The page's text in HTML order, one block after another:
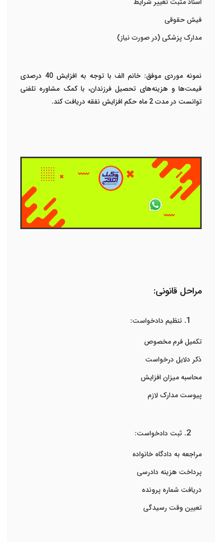
فیش حقوقی
مدارک پزشکی (در صورت نیاز)
نمونه موردی موفق:
خانم الف با توجه به افزایش 40 درصدی
قیمت‌ها و هزینه‌های تحصیل فرزندان، با کمک مشاوره تلفنی
توانست در مدت 2 ماه حکم افزایش نفقه دریافت کند.
مراحل قانونی:
تنظیم دادخواست:
تکمیل فرم مخصوص
ذکر دلایل درخواست
محاسبه میزان افزایش
پیوست مدارک لازم
ثبت دادخواست:
مراجعه به دادگاه خانواده
پرداخت هزینه دادرسی
دریافت شماره پرونده
تعیین وقت رسیدگی